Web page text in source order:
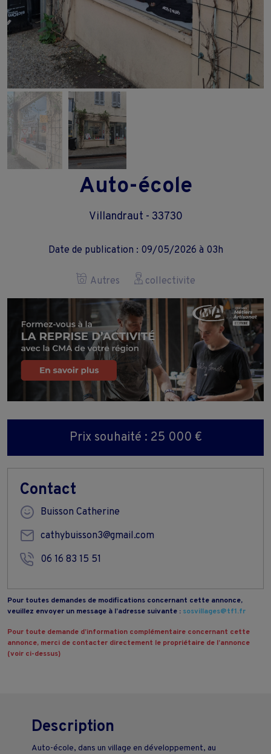
Auto-école
Villandraut - 33730
Date de publication : 09/05/2026 à 03h
Autres collectivite
Prix souhaité : 25 000 €
Contact
Buisson Catherine
cathybuisson3@gmail.com
06 16 83 15 51
Pour toutes demandes de modifications concernant cette annonce,
veuillez envoyer un message à l’adresse suivante : sosvillages@tf1.fr
Pour toute demande d’information complémentaire concernant cette
annonce, merci de contacter directement le propriétaire de l’annonce
(voir ci-dessus)
Description
Auto-école, dans un village en développement, au